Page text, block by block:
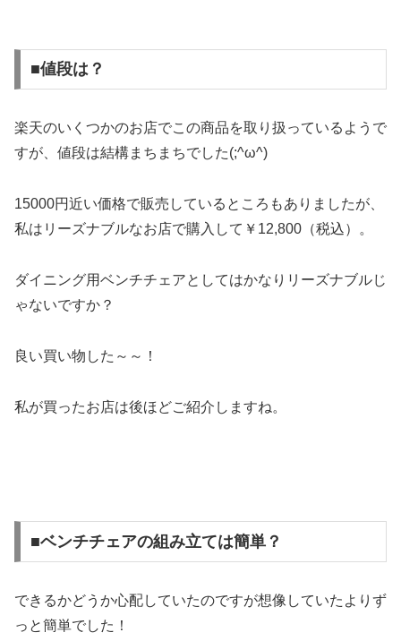
■値段は？
楽天のいくつかのお店でこの商品を取り扱っているようで
すが、値段は結構まちまちでした(;^ω^)
15000円近い価格で販売しているところもありましたが、
私はリーズナブルなお店で購入して ￥12,800（税込） 。
ダイニング用ベンチチェアとしてはかなりリーズナブルじ
ゃないですか？
良い買い物した～～！
私が買ったお店は後ほどご紹介しますね。
■ベンチチェアの組み立ては簡単？
できるかどうか心配していたのですが想像していたよりず
っと簡単でした！